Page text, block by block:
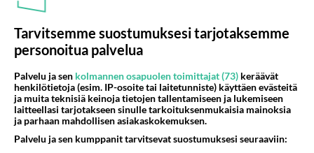
Anonyymi
2024-03-03 19:09:52
Lohikeitto on aina hyvää.
Äänestä Kommentoi
Anonyymi
2024-03-04 14:22:54
Tarvitsemme suostumuksesi tarjotaksemme
personoitua palvelua
Palvelu ja sen kolmannen osapuolen toimittajat (73) keräävät
henkilötietoja (esim. IP-osoite tai laitetunniste) käyttäen evästeitä
ja muita teknisiä keinoja tietojen tallentamiseen ja lukemiseen
laitteellasi tarjotakseen sinulle tarkoituksenmukaisia mainoksia
ja parhaan mahdollisen asiakaskokemuksen.
Palvelu ja sen kumppanit tarvitsevat suostumuksesi seuraaviin: